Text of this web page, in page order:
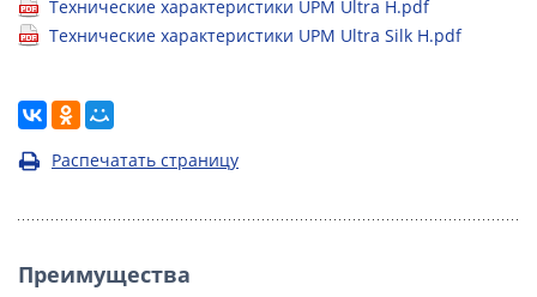
Технические характеристики UPM Ultra H.pdf
Технические характеристики UPM Ultra Silk H.pdf
Распечатать страницу
Преимущества